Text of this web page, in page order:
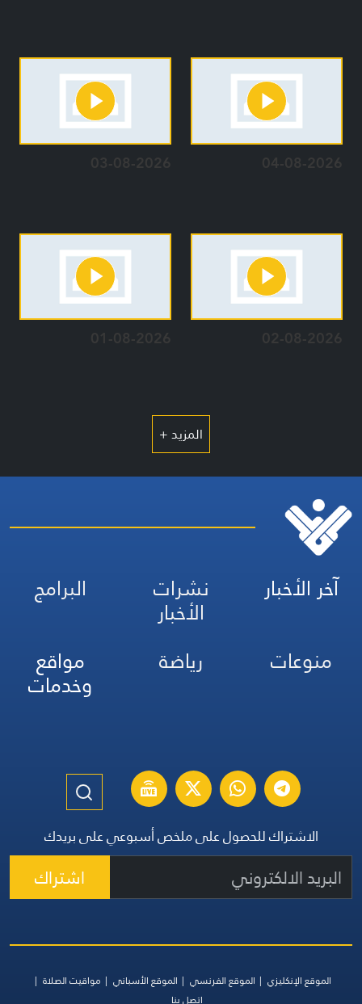
04-08-2026
03-08-2026
02-08-2026
01-08-2026
المزيد +
آخر الأخبار نشرات
الأخبار
البرامج
منوعات
رياضة مواقع
وخدمات
الاشتراك للحصول على ملخص أسبوعي على بريدك
اشتراك
الموقع الإنكليزي الموقع الفرنسي الموقع الأسباني
مواقيت الصلاة
اتصل بنا